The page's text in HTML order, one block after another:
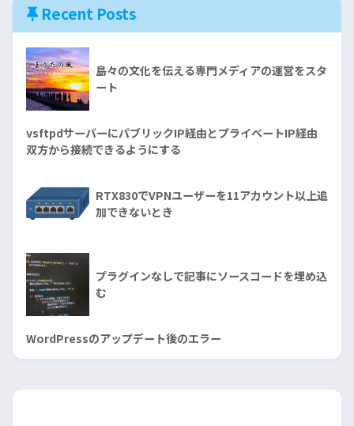
Recent Posts
島々の文化を伝える専門メディアの運営をスタ
ート
vsftpdサーバーにパブリックIP経由とプライベートIP経由
双方から接続できるようにする
RTX830でVPNユーザーを11アカウント以上追
加できないとき
プラグインなしで記事にソースコードを埋め込
む
WordPressのアップデート後のエラー